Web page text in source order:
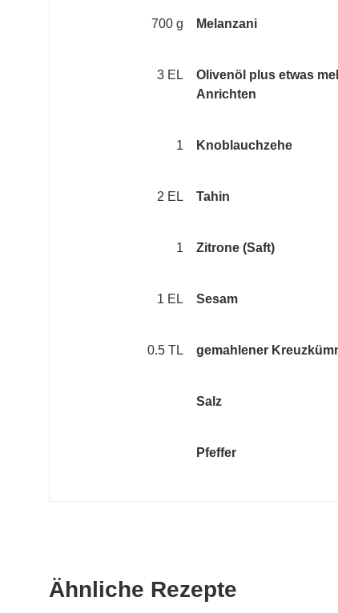
700 g Melanzani
3 EL
Olivenöl plus etwas
Anrichten
1 Knoblauchzehe
2 EL Tahin
1 Zitrone (Saft)
1 EL Sesam
0.5 TL gemahlener
Salz
Pfeffer
Ähnliche Rezepte